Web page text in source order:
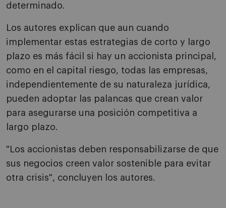
determinado.
Los autores explican que aun cuando
implementar estas estrategias de corto y largo
plazo es más fácil si hay un accionista principal,
como en el capital riesgo, todas las empresas,
independientemente de su naturaleza jurídica,
pueden adoptar las palancas que crean valor
para asegurarse una posición competitiva a
largo plazo.
"Los accionistas deben responsabilizarse de que
sus negocios creen valor sostenible para evitar
otra crisis", concluyen los autores.